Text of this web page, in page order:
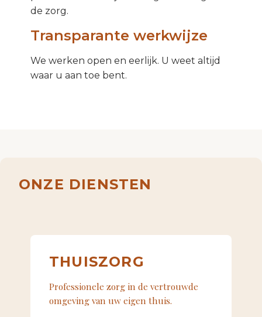
de zorg.
Transparante werkwijze
We werken open en eerlijk. U weet altijd
waar u aan toe bent.
ONZE DIENSTEN
THUISZORG
Professionele zorg in de vertrouwde
omgeving van uw eigen thuis.